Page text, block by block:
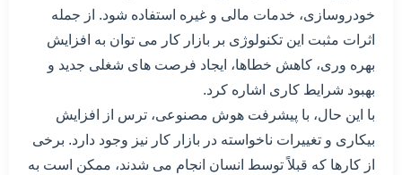
خودروسازی، خدمات مالی و غیره استفاده شود. از جمله
اثرات مثبت این تکنولوژی بر بازار کار می توان به افزایش
بهره وری، کاهش خطاها، ایجاد فرصت های شغلی جدید و
بهبود شرایط کاری اشاره کرد.
با این حال، با پیشرفت هوش مصنوعی، ترس از افزایش
بیکاری و تغییرات ناخواسته در بازار کار نیز وجود دارد. برخی
از کارها که قبلاً توسط انسان انجام می شدند، ممکن است به